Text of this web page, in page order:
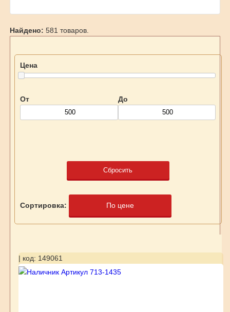
Найдено: 581 товаров.
Цена
От До
Сбросить
Сортировка: По цене
| код: 149061